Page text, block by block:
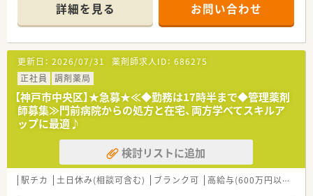
【店舗情報と応需状況について】
■JR元町駅と地下鉄県庁前駅のどちらからも徒歩3分圏内で、非
常にアクセスが良く日々の通勤にストレスを感じない立地で
す。
■地域の患者様に寄り添う調剤薬局として、外来だけでなく施設
や居宅への在宅業務にも積極的に取り組んでいるのが特徴で
す。
■近隣の医療機関から多岐にわたる科目の処方箋を応需してお
り、幅広い疾患に対する調剤の知識を深めることが可能な環境で
す。
【法人特徴について】
■地域に根ざした運営を行っており、大手チェーンにはない柔軟
な対応とスタッフ同士の風通しの良さが大きな魅力の法人で
詳細を見る お問い合わせ
更新日： 2026/07/31 薬剤師求人ID： 686275
正社員
調剤薬局
【神戸市中央区】★急募★≪◆勤務は17時半まで◆管理薬剤
師募集≫門前病院からの処方と在宅、両方学べてスキルア
ップに最適♪
検討リストに追加
駅チカ 土日休み(相談可含む) ブランク可 高給与(600万円以上)